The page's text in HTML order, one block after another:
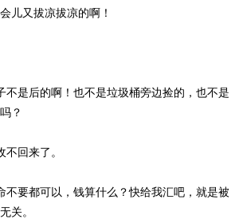
儿又拔凉拔凉的啊！
不是后的啊！也不是垃圾桶旁边捡的，也不是
？
回来了。
不要都可以，钱算什么？快给我汇吧，就是被
关。